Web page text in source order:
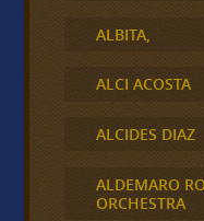
ALBITA,
ALCI ACOSTA
ALCIDES DIAZ
ALDEMARO
ORCHESTRA